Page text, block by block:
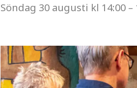
Söndag 30 augusti kl 14:00–